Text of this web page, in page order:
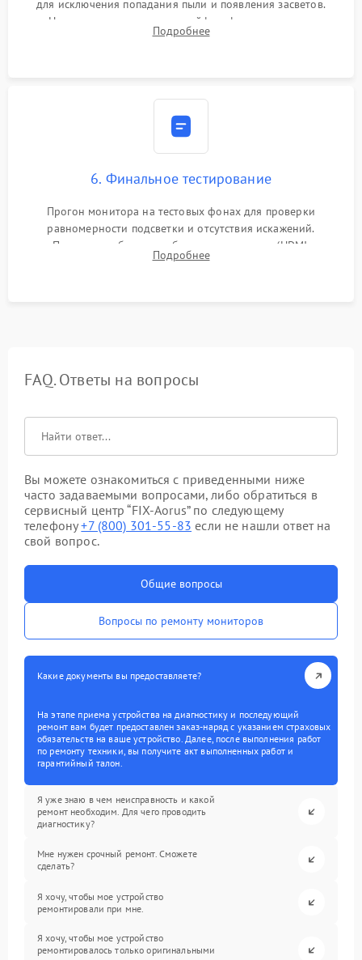
для исключения попадания пыли и появления засветов.
Надежное подключение шлейфов, фиксация плат и
аккуратное защелкивание пластикового корпуса монитора.
Подробнее
6. Финальное тестирование
Прогон монитора на тестовых фонах для проверки
равномерности подсветки и отсутствия искажений.
Проверка работоспособности всех портов (HDMI,
DisplayPort, VGA) и кнопок управления под нагрузкой в
Подробнее
FAQ. Ответы на вопросы
Вы можете ознакомиться с приведенными ниже
часто задаваемыми вопросами, либо обратиться в
сервисный центр “FIX-Aorus” по следующему
телефону+7 (800) 301-55-83 если не нашли ответ на
свой вопрос.
Общие вопросы
Вопросы по ремонту мониторов
Какие документы вы предоставляете?
На этапе приема устройства на диагностику и последующий
ремонт вам будет предоставлен заказ-наряд с указанием страховых
обязательств на ваше устройство. Далее, после выполнения работ
по ремонту техники, вы получите акт выполненных работ и
гарантийный талон.
Я уже знаю в чем неисправность и какой
ремонт необходим. Для чего проводить
диагностику?
Мне нужен срочный ремонт. Сможете
сделать?
Я хочу, чтобы мое устройство
ремонтировали при мне.
Я хочу, чтобы мое устройство
ремонтировалось только оригинальными